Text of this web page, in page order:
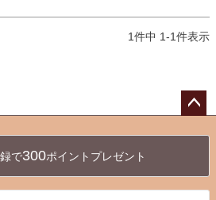
1件中 1-1件表示
へ
で300ポイントプレゼント